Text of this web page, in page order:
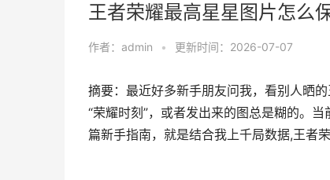
王者荣耀最高星星图片怎么
作者： admin • 更新时间：2026-07-07
摘要：最近好多新手朋友问我，看别人晒
“荣耀时刻”，或者发出来的图总是糊的。
篇新手指南，就是结合我上千局数据,王者